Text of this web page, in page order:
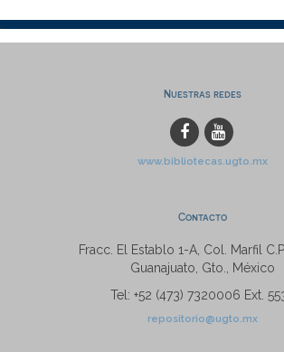
Nuestras redes
www.bibliotecas.ugto.mx
Contacto
Fracc. El Establo 1-A, Col. Marfil
Guanajuato, Gto., México
Tel: +52 (473) 7320006 Ext.
repositorio@ugto.mx